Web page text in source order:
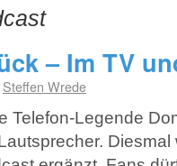
– Im TV
Steffen Wrede
Telefon-Legende
Diesmal